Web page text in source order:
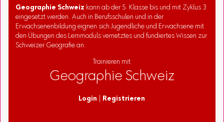
Geographie Schweiz kann ab der 5. Klasse bis und mit Zyklus 3
eingesetzt werden. Auch in Berufsschulen und in der
Erwachsenenbildung eignen sich Jugendliche und Erwachsene mit
den Übungen des Lernmoduls vernetztes und fundiertes Wissen zur
Schweizer Geografie an.
Trainieren mit
Geographie Schweiz
Login Registrieren